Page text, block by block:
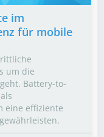
im
für mobile
um die
Battery-to-
eine effiziente